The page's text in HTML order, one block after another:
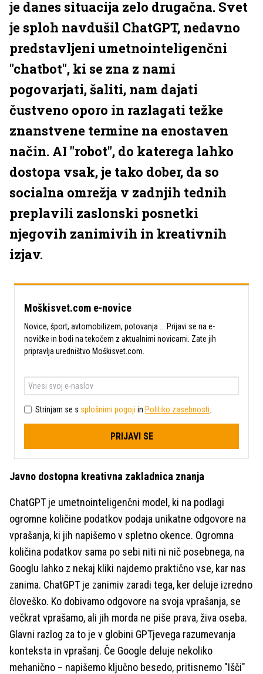
je danes situacija zelo drugačna. Svet
je sploh navdušil ChatGPT, nedavno
predstavljeni umetnointeligenčni
"chatbot", ki se zna z nami
pogovarjati, šaliti, nam dajati
čustveno oporo in razlagati težke
znanstvene termine na enostaven
način. AI "robot", do katerega lahko
dostopa vsak, je tako dober, da so
socialna omrežja v zadnjih tednih
preplavili zaslonski posnetki
njegovih zanimivih in kreativnih
izjav.
Moškisvet.com e-novice
Novice, šport, avtomobilizem, potovanja ... Prijavi se na e-
novičke in bodi na tekočem z aktualnimi novicami. Zate jih
pripravlja uredništvo Moškisvet.com.
Strinjam se s splošnimi pogoji in Politiko zasebnosti
PRIJAVI SE
Javno dostopna kreativna zakladnica znanja
ChatGPT je umetnointeligenčni model, ki na podlagi
ogromne količine podatkov podaja unikatne odgovore na
vprašanja, ki jih napišemo v spletno okence. Ogromna
količina podatkov sama po sebi niti ni nič posebnega, na
Googlu lahko z nekaj kliki najdemo praktično vse, kar nas
zanima. ChatGPT je zanimiv zaradi tega, ker deluje izredno
človeško. Ko dobivamo odgovore na svoja vprašanja, se
večkrat vprašamo, ali jih morda ne piše prava, živa oseba.
Glavni razlog za to je v globini GPTjevega razumevanja
konteksta in vprašanj. Če Google deluje nekoliko
mehanično – napišemo ključno besedo, pritisnemo "Išči"